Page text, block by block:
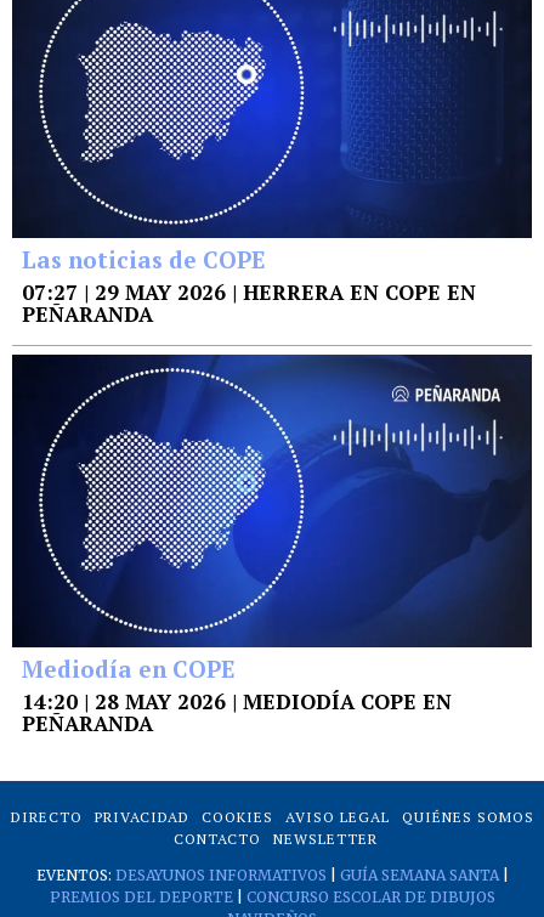
Las noticias de COPE
07:27 | 29 MAY 2026 | HERRERA EN COPE EN
PEÑARANDA
Mediodía en COPE
14:20 | 28 MAY 2026 | MEDIODÍA COPE EN
PEÑARANDA
DIRECTO PRIVACIDAD COOKIES AVISO LEGAL
QUIÉNES SOMOS
CONTACTO
NEWSLETTER
EVENTOS: DESAYUNOS INFORMATIVOS GUÍA SEMANA SANTA|
PREMIOS DEL DEPORTE| CONCURSO ESCOLAR DE DIBUJOS